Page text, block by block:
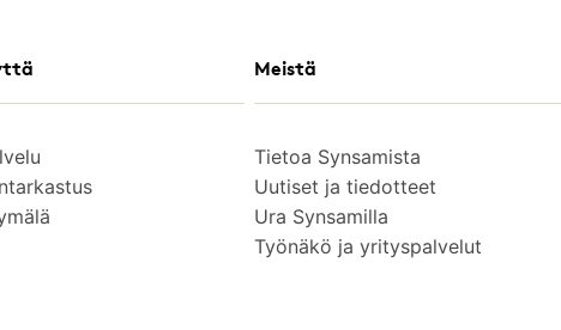
Meistä
Tietoa Synsamista
Uutiset ja tiedotteet
Ura Synsamilla
Työnäkö ja yrityspalvelut